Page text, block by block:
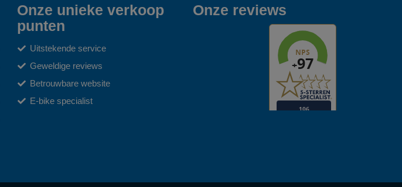
Onze unieke verkoop
punten
Uitstekende service
Geweldige reviews
Betrouwbare website
E-bike specialist
Onze reviews